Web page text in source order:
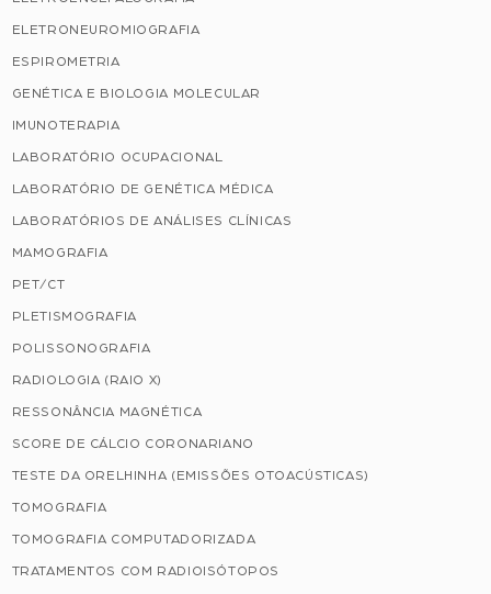
ELETRONEUROMIOGRAFIA
ESPIROMETRIA
GENÉTICA E BIOLOGIA MOLECULAR
IMUNOTERAPIA
LABORATÓRIO OCUPACIONAL
LABORATÓRIO DE GENÉTICA MÉDICA
LABORATÓRIOS DE ANÁLISES CLÍNICAS
MAMOGRAFIA
PET/CT
PLETISMOGRAFIA
POLISSONOGRAFIA
RADIOLOGIA (RAIO X)
RESSONÂNCIA MAGNÉTICA
SCORE DE CÁLCIO CORONARIANO
TESTE DA ORELHINHA (EMISSÕES OTOACÚSTICAS)
TOMOGRAFIA
TOMOGRAFIA COMPUTADORIZADA
TRATAMENTOS COM RADIOISÓTOPOS